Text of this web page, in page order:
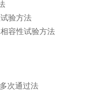
验方法
容性试验方法
次通过法